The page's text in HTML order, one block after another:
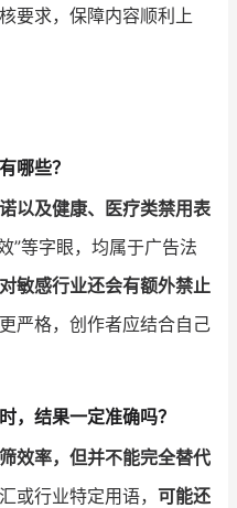
要求，保障内容顺利上
哪些？
以及健康、医疗类禁用表
”等字眼，均属于广告法
敏感行业还会有额外禁止
严格，创作者应结合自己
，结果一定准确吗？
效率，但并不能完全替代
或行业特定用语， 可能还